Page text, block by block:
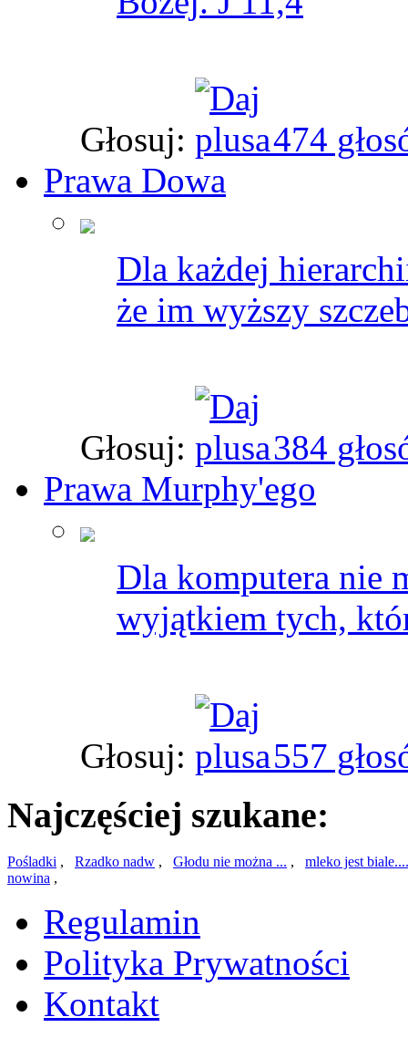
Głosuj:
474
Prawa Dowa
Dla każdej
że im wyższy
Głosuj:
384
Prawa Murphy'ego
Dla komputera nie
wyjątkiem tych,
Głosuj: 557
Najczęściej szukane:
Pośladki , Rzadko nadw , Głodu nie można ... , mleko jest biale....
nowina ,
Regulamin
Polityka Prywatności
Kontakt